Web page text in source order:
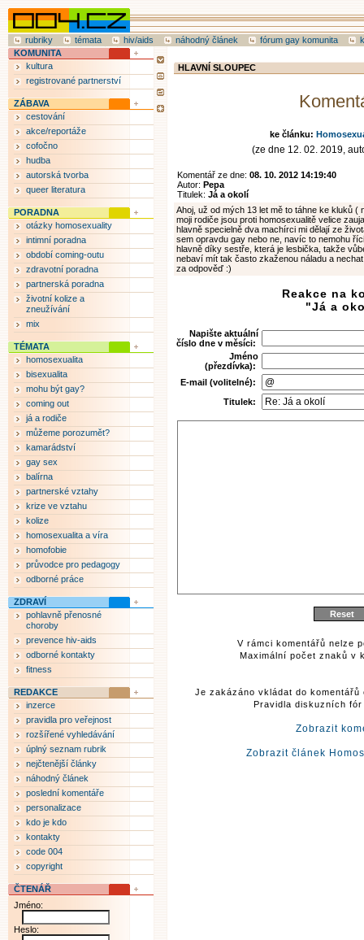
rubriky témata hiv/aids náhodný článek fórum gay komunita
HLAVNÍ SLOUPEC
ke článku:
(ze dne 12. 02. 2019,
Komentář ze dne: 08. 10. 2012 14:19:40
Autor: Pepa
Titulek: Já a okolí
Ahoj, už od mých 13 let mě to táhne ke kluků (
moji rodiče jsou proti homosexualitě velice
hlavně specielně dva machírci mi dělají ze
sem opravdu gay nebo ne, navíc to nemohu
hlavně díky sestře, která je lesbička, takže
nebaví mít tak často zkaženou náladu a
za odpověď :)
Reakce na
"Já a
Napište aktuální
číslo dne v měsíci:
Jméno
(přezdívka):
E-mail (volitelné):
Titulek:
V rámci komentářů nelze
Maximální počet znaků v
Je zakázáno vkládat do
Pravidla diskuzních
Zobrazit
Zobrazit článek
KOMUNITA
kultura
registrované partnerství
ZÁBAVA
cestování
akce/reportáže
cofočno
hudba
autorská tvorba
queer literatura
PORADNA
otázky homosexuality
intimní poradna
období coming-outu
zdravotní poradna
partnerská poradna
životní kolize a
zneužívání
mix
TÉMATA
homosexualita
bisexualita
mohu být gay?
coming out
já a rodiče
můžeme porozumět?
kamarádství
gay sex
balírna
partnerské vztahy
krize ve vztahu
kolize
homosexualita a víra
homofobie
průvodce pro pedagogy
odborné práce
ZDRAVÍ
pohlavně přenosné
choroby
prevence hiv-aids
odborné kontakty
fitness
REDAKCE
inzerce
pravidla pro veřejnost
rozšířené vyhledávání
úplný seznam rubrik
nejčtenější články
náhodný článek
poslední komentáře
personalizace
kdo je kdo
kontakty
code 004
copyright
ČTENÁŘ
Jméno:
Heslo: